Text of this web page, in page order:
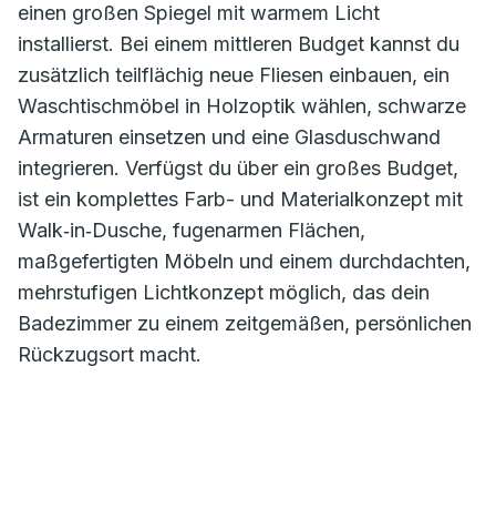
einen großen Spiegel mit warmem Licht
installierst. Bei einem mittleren Budget kannst du
zusätzlich teilflächig neue Fliesen einbauen, ein
Waschtischmöbel in Holzoptik wählen, schwarze
Armaturen einsetzen und eine Glasduschwand
integrieren. Verfügst du über ein großes Budget,
ist ein komplettes Farb- und Materialkonzept mit
Walk‑in‑Dusche, fugenarmen Flächen,
maßgefertigten Möbeln und einem durchdachten,
mehrstufigen Lichtkonzept möglich, das dein
Badezimmer zu einem zeitgemäßen, persönlichen
Rückzugsort macht.